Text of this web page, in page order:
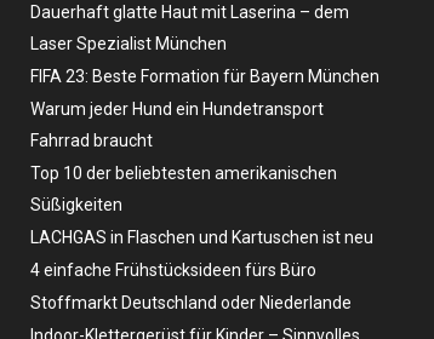
Dauerhaft glatte Haut mit Laserina – dem
Laser Spezialist München
FIFA 23: Beste Formation für Bayern München
Warum jeder Hund ein Hundetransport
Fahrrad braucht
Top 10 der beliebtesten amerikanischen
Süßigkeiten
LACHGAS in Flaschen und Kartuschen ist neu
4 einfache Frühstücksideen fürs Büro
Stoffmarkt Deutschland oder Niederlande
Indoor-Klettergerüst für Kinder – Sinnvolles